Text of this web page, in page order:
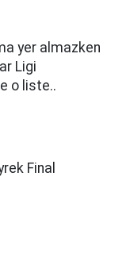
yer almazken
Ligi
o liste..
Final